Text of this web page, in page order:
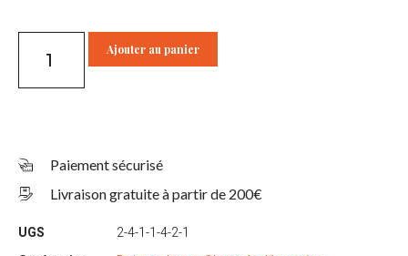
Ajouter au panier
Paiement sécurisé
Livraison gratuite à partir de 200€
UGS
2-4-1-1-4-2-1